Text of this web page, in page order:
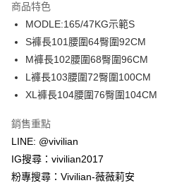
合作金庫商業銀行
華南商業銀行
上海商業儲蓄銀行
國泰世華商業銀行
臺灣中小企業銀行
匯豐（台灣）商業銀行
聯邦商業銀行
元大商業銀行
台新國際商業銀行
台灣樂天信用卡公司
LINE Pay
Apple Pay
街口支付
悠遊付
Google Pay
大哥付你分期
商品特色
MODLE:165/47KG示範S
S褲長101腰圍64臀圍92CM
M褲長102腰圍68臀圍96CM
L褲長103腰圍72臀圍100CM
XL褲長104腰圍76臀圍104CM
銷售重點
LINE: @vivilian
IG搜尋：vivilian2017
粉專搜尋：Vivilian-薇薇莉安